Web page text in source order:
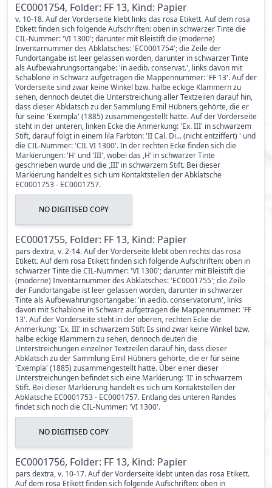
EC0001754, Folder: FF 13, Kind: Papier
v. 10-18. Auf der Vorderseite klebt links das rosa Etikett. Auf dem rosa
Etikett finden sich folgende Aufschriften: oben in schwarzer Tinte die
CIL-Nummer: 'VI 1300'; darunter mit Bleistift die (moderne)
Inventarnummer des Abklatsches: 'EC0001754'; die Zeile der
Fundortangabe ist leer gelassen worden, darunter in schwarzer Tinte
als Aufbewahrungsortangabe: 'in aedib. conservat.', links davon mit
Schablone in Schwarz aufgetragen die Mappennummer: 'FF 13'. Auf der
Vorderseite sind zwar keine Winkel bzw. halbe eckige Klammern zu
sehen, dennoch deutet die Unterstreichung aller Textzeilen darauf hin,
dass dieser Abklatsch zu der Sammlung Emil Hübners gehörte, die er
für seine 'Exempla' (1885) zusammengestellt hatte. Auf der Vorderseite
steht in der unteren, linken Ecke die Anmerkung: 'Ex. III' in schwarzem
Stift, darauf folgt in einem lila Farbton: 'II Cal. Di... (nicht entziffert) ' und
die CIL-Nummer: 'CIL VI 1300'. In der rechten Ecke finden sich die
Markierungen: 'H' und 'III', wobei das ,H’ in schwarzer Tinte
geschrieben wurde und die ,III’ in schwarzem Stift. Bei dieser
Markierung handelt es sich um Kontaktstellen der Abklatsche
EC0001753 - EC0001757.
NO DIGITISED COPY
EC0001755, Folder: FF 13, Kind: Papier
pars dextra, v. 2-14. Auf der Vorderseite klebt oben rechts das rosa
Etikett. Auf dem rosa Etikett finden sich folgende Aufschriften: oben in
schwarzer Tinte die CIL-Nummer: 'VI 1300'; darunter mit Bleistift die
(moderne) Inventarnummer des Abklatsches: 'EC0001755'; die Zeile
der Fundortangabe ist leer gelassen worden, darunter in schwarzer
Tinte als Aufbewahrungsortangabe: 'in aedib. conservatorum', links
davon mit Schablone in Schwarz aufgetragen die Mappennummer: 'FF
13'. Auf der Vorderseite steht in der oberen, rechten Ecke die
Anmerkung: 'Ex. III' in schwarzem Stift Es sind zwar keine Winkel bzw.
halbe eckige Klammern zu sehen, dennoch deuten die
Unterstreichungen einzelner Textzeilen darauf hin, dass dieser
Abklatsch zu der Sammlung Emil Hübners gehörte, die er für seine
'Exempla' (1885) zusammengestellt hatte. Über einer dieser
Unterstreichungen befindet sich eine Markierung: 'II' in schwarzem
Stift. Bei dieser Markierung handelt es sich um Kontaktstellen der
Abklatsche EC0001753 - EC0001757. Entlang des unteren Randes
findet sich noch die CIL-Nummer: 'VI 1300'.
NO DIGITISED COPY
EC0001756, Folder: FF 13, Kind: Papier
pars dextra, v. 10-17. Auf der Vorderseite klebt unten das rosa Etikett.
Auf dem rosa Etikett finden sich folgende Aufschriften: oben in